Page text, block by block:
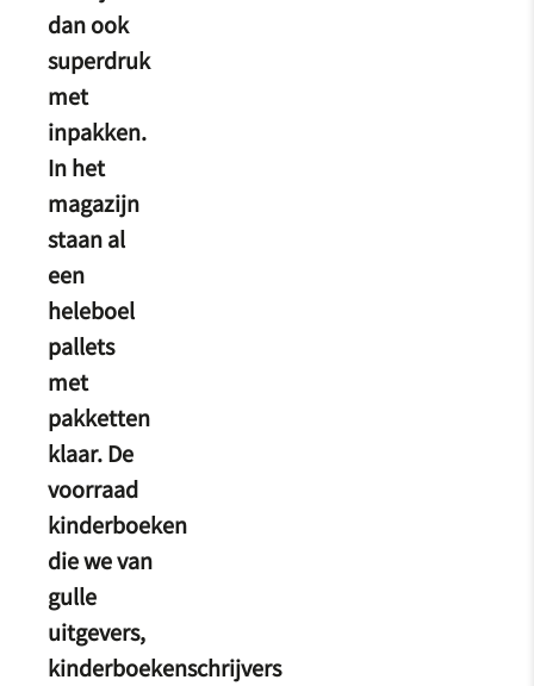
dan ook
superdruk
met
inpakken.
In het
magazijn
staan al
een
heleboel
pallets
met
pakketten
klaar. De
voorraad
kinderboeken
die we van
gulle
uitgevers,
kinderboekenschrijvers